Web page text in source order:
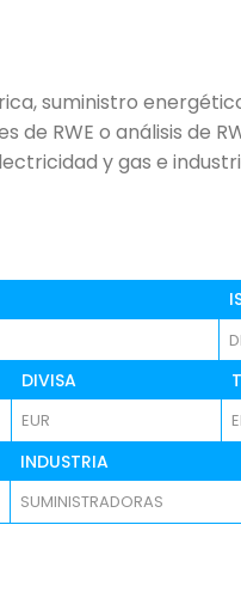
suministro
RWE o análisis de
y gas e
DIVISA
EUR
INDUSTRIA
SUMINISTRADORAS